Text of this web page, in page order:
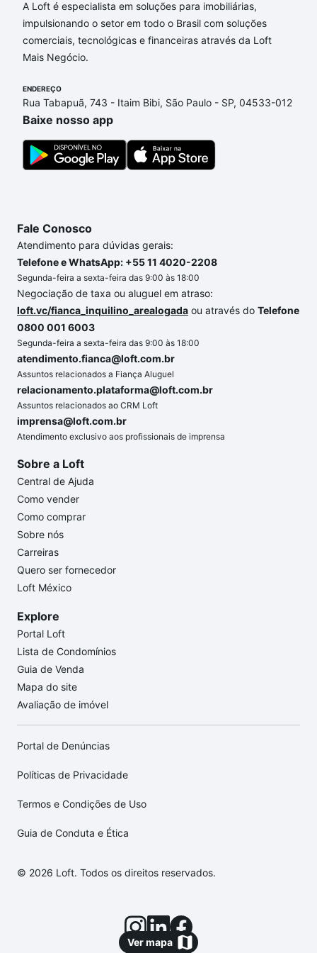
Ver mapa
custam a partir de R$ 0 e com nossas opções de
financiamento imobiliário as parcelas podem se
adequar ao seu orçamento. Se ainda tem alguma
dúvida dos custos envolvidos no processo de
um apartamento
o imóvel dos seus sonhos com segurança e
conforto. Loft, com você até as chaves.
A Loft é especialista em soluções para imobiliárias,
impulsionando o setor em todo o Brasil com soluções
comerciais, tecnológicas e financeiras através da Loft
Mais Negócio.
ENDEREÇO
Rua Tabapuã, 743 - Itaim Bibi, São Paulo - SP, 04533-012
Baixe nosso app
Fale Conosco
Atendimento para dúvidas gerais:
Telefone e WhatsApp: +55 11 4020-2208
Segunda-feira a sexta-feira das 9:00 às 18:00
Negociação de taxa ou aluguel em atraso:
loft.vc/fianca_inquilino_arealogada ou através do Telefone
0800 001 6003
Segunda-feira a sexta-feira das 9:00 às 18:00
atendimento.fianca@loft.com.br
Assuntos relacionados a Fiança Aluguel
relacionamento.plataforma@loft.com.br
Assuntos relacionados ao CRM Loft
imprensa@loft.com.br
Atendimento exclusivo aos profissionais de imprensa
Sobre a Loft
Central de Ajuda
Como vender
Como comprar
Sobre nós
Carreiras
Quero ser fornecedor
Loft México
Explore
Portal Loft
Lista de Condomínios
Guia de Venda
Mapa do site
Avaliação de imóvel
Portal de Denúncias
Políticas de Privacidade
Termos e Condições de Uso
Guia de Conduta e Ética
© 2026 Loft. Todos os direitos reservados.